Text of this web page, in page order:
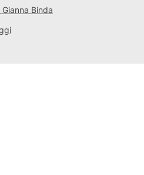
Binda